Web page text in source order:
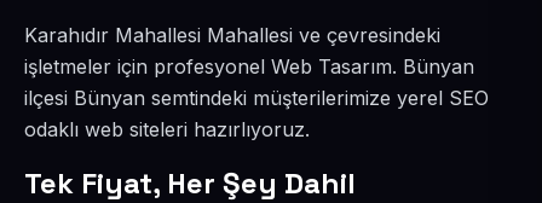
Karahıdır Mahallesi Mahallesi ve çevresindeki
işletmeler için profesyonel Web Tasarım. Bünyan
ilçesi Bünyan semtindeki müşterilerimize yerel SEO
odaklı web siteleri hazırlıyoruz.
Tek Fiyat, Her Şey Dahil